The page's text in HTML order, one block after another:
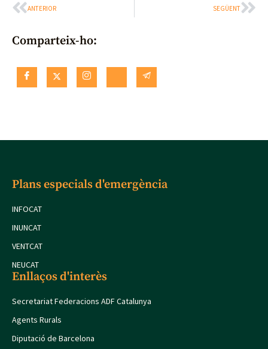
ANTERIOR SEGÜENT
Comparteix-ho:
Plans especials d'emergència
INFOCAT
INUNCAT
VENTCAT
NEUCAT
Enllaços d'interès
Secretariat Federacions ADF Catalunya
Agents Rurals
Diputació de Barcelona